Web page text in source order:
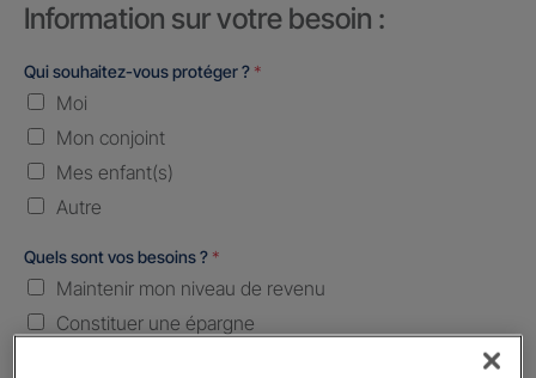
Information sur votre besoin :
Qui souhaitez-vous protéger ? *
Moi
Mon conjoint
Mes enfant(s)
Autre
Quels sont vos besoins ? *
Maintenir mon niveau de revenu
Constituer une épargne